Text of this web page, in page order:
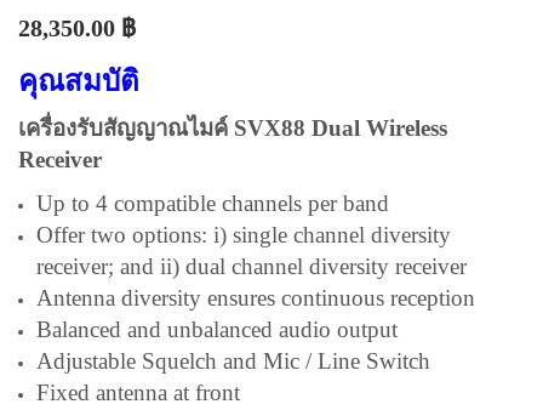
28,350.00 ฿
คุณสมบัติ
เครื่องรับสัญญาณไมค์ SVX88 Dual Wireless
Receiver
Up to 4 compatible channels per band
Offer two options: i) single channel diversity
receiver; and ii) dual channel diversity receiver
Antenna diversity ensures continuous reception
Balanced and unbalanced audio output
Adjustable Squelch and Mic / Line Switch
Fixed antenna at front